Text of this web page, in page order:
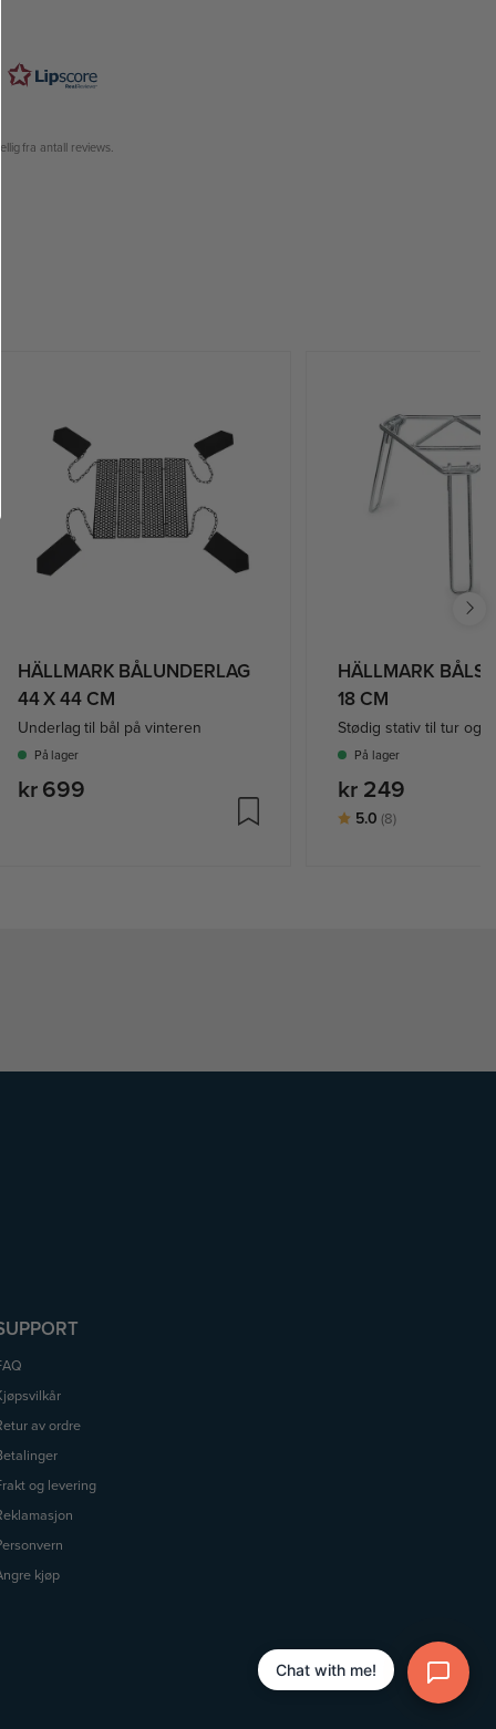
fra antall reviews.
HÄLLMARK BÅLUNDERLAG
44 X 44 CM
Underlag til bål på vinteren
På lager
kr 699
HÄLLMARK
18 CM
Stødig stativ til tur og
På lager
kr 249
Karakter:
5.0 (8)av 5 mulige
av ordre
og levering
kjøp
Chat with me!